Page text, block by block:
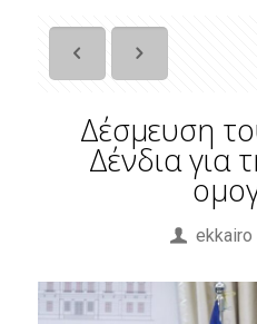
Δέσμευση
Δένδια για
ekkairo